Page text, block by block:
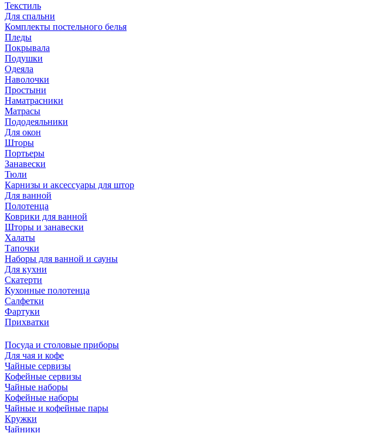
Текстиль
Для спальни
Комплекты постельного белья
Пледы
Покрывала
Подушки
Одеяла
Наволочки
Простыни
Наматрасники
Матрасы
Пододеяльники
Для окон
Шторы
Портьеры
Занавески
Тюли
Карнизы и аксессуары для штор
Для ванной
Полотенца
Коврики для ванной
Шторы и занавески
Халаты
Тапочки
Наборы для ванной и сауны
Для кухни
Скатерти
Кухонные полотенца
Салфетки
Фартуки
Прихватки
Посуда и столовые приборы
Для чая и кофе
Чайные сервизы
Кофейные сервизы
Чайные наборы
Кофейные наборы
Чайные и кофейные пары
Кружки
Чайники